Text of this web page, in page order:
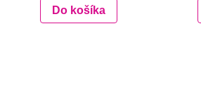
Do košíka